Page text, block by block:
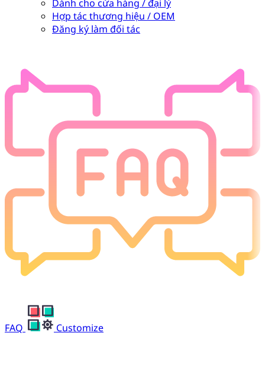
Dành cho cửa hàng / đại lý
Hợp tác thương hiệu / OEM
Đăng ký làm đối tác
FAQ Customize